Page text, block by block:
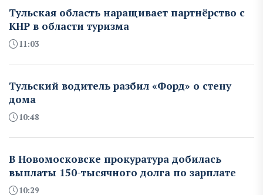
Тульская область наращивает партнёрство с
КНР в области туризма
11:03
Тульский водитель разбил «Форд» о стену
дома
10:48
В Новомосковске прокуратура добилась
выплаты 150-тысячного долга по зарплате
10:29